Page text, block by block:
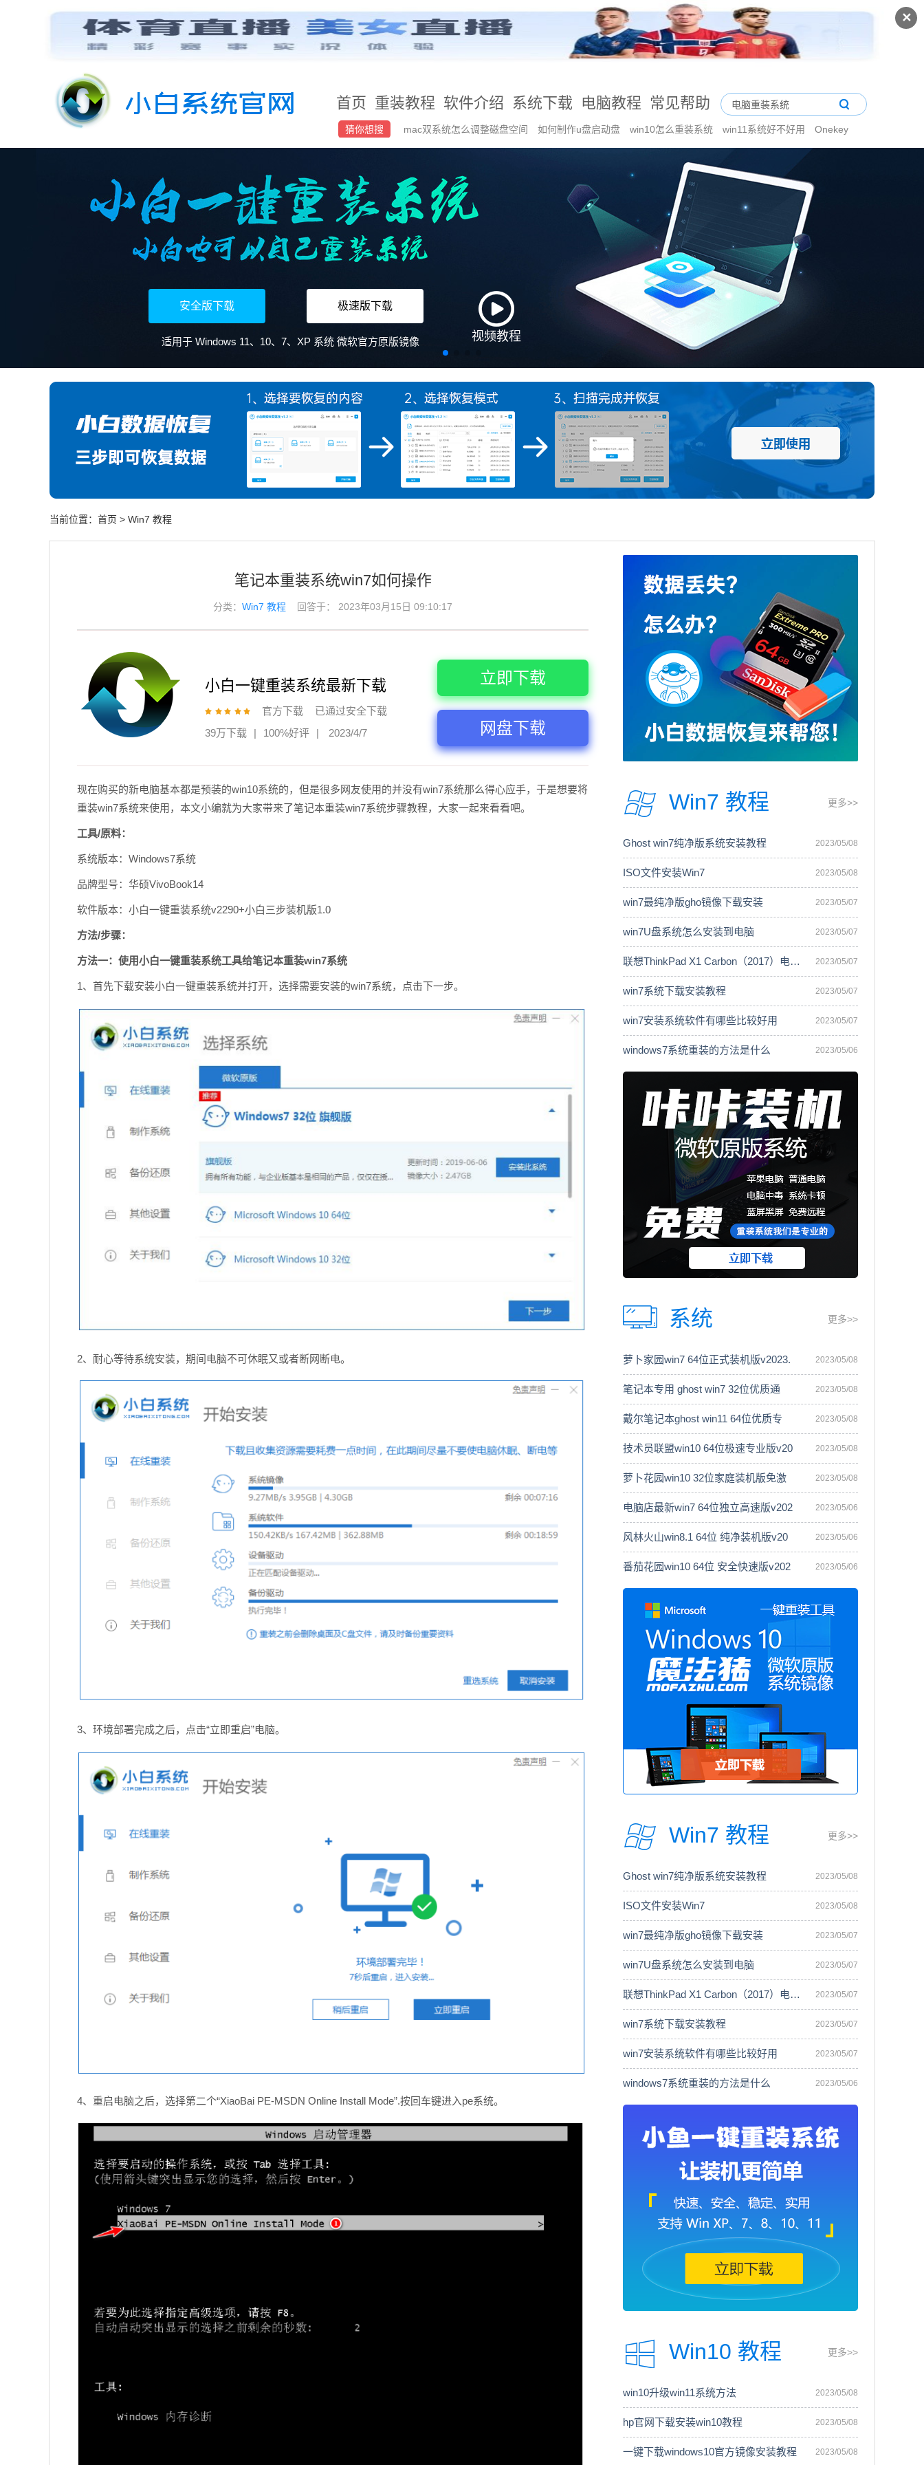
✕
首页 重装教程 软件介绍 系统下载 电脑教程 常见帮助
猜你想搜 mac双系统怎么调整磁盘空间 如何制作u盘启动盘 win10怎么重装系统 win11系统好不好用
Onekey
安全版下载 极速版下载
适用于 Windows 11、10、7、XP 系统 微软官方原版镜像 视频教程
当前位置： 首页 > Win7 教程
笔记本重装系统win7如何操作
分类：Win7 教程 回答于： 2023年03月15日 09:10:17
小白一键重装系统最新下载
官方下载
已通过安全下载
39万下载
| 100%好评 | 2023/4/7
立即下载
网盘下载
现在购买的新电脑基本都是预装的win10系统的，但是很多网友使用的并没有win7系统那么得心应手，于是想要将
重装win7系统来使用，本文小编就为大家带来了笔记本重装win7系统步骤教程，大家一起来看看吧。
工具/原料：
系统版本：Windows7系统
品牌型号：华硕VivoBook14
软件版本：小白一键重装系统v2290+小白三步装机版1.0
方法/步骤：
方法一：使用小白一键重装系统工具给笔记本重装win7系统
1、首先下载安装小白一键重装系统并打开，选择需要安装的win7系统，点击下一步。
2、耐心等待系统安装，期间电脑不可休眠又或者断网断电。
3、环境部署完成之后，点击“立即重启”电脑。
4、重启电脑之后，选择第二个“XiaoBai PE-MSDN Online Install Mode”.按回车键进入pe系统。
Win7 教程 更多>>
Ghost win7纯净版系统安装教程 2023/05/08
ISO文件安装Win7 2023/05/08
win7最纯净版gho镜像下载安装 2023/05/07
win7U盘系统怎么安装到电脑 2023/05/07
联想ThinkPad X1 Carbon（2017）电脑安 2023/05/07
win7系统下载安装教程 2023/05/07
win7安装系统软件有哪些比较好用 2023/05/07
windows7系统重装的方法是什么 2023/05/06
系统 更多>>
萝卜家园win7 64位正式装机版v2023. 2023/05/08
笔记本专用 ghost win7 32位优质通 2023/05/08
戴尔笔记本ghost win11 64位优质专 2023/05/08
技术员联盟win10 64位极速专业版v20 2023/05/08
萝卜花园win10 32位家庭装机版免激 2023/05/08
电脑店最新win7 64位独立高速版v202 2023/05/06
风林火山win8.1 64位 纯净装机版v20 2023/05/06
番茄花园win10 64位 安全快速版v202 2023/05/06
Win7 教程 更多>>
Ghost win7纯净版系统安装教程 2023/05/08
ISO文件安装Win7 2023/05/08
win7最纯净版gho镜像下载安装 2023/05/07
win7U盘系统怎么安装到电脑 2023/05/07
联想ThinkPad X1 Carbon（2017）电脑安 2023/05/07
win7系统下载安装教程 2023/05/07
win7安装系统软件有哪些比较好用 2023/05/07
windows7系统重装的方法是什么 2023/05/06
Win10 教程 更多>>
win10升级win11系统方法 2023/05/08
hp官网下载安装win10教程 2023/05/08
一键下载windows10官方镜像安装教程 2023/05/08